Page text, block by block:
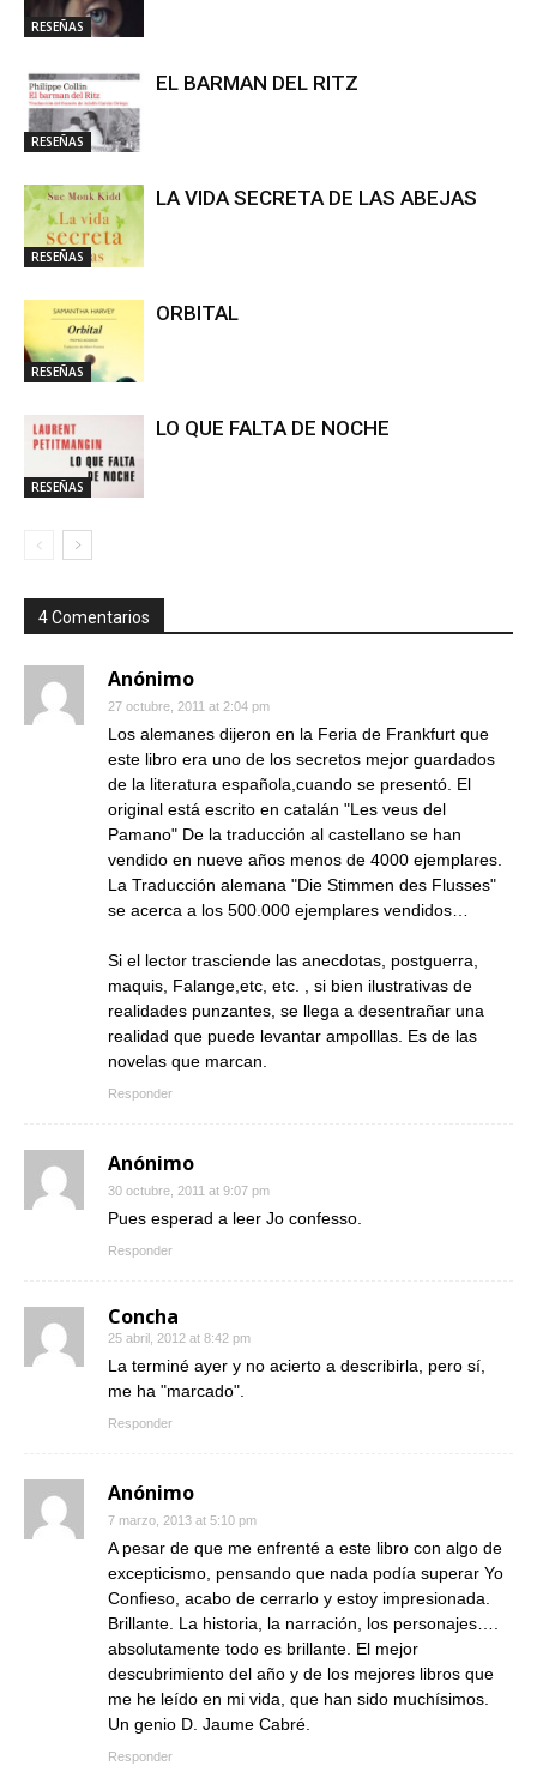
RESEÑAS
RESEÑAS
EL BARMAN DEL RITZ
RESEÑAS
LA VIDA SECRETA DE LAS ABEJAS
RESEÑAS
ORBITAL
RESEÑAS
LO QUE FALTA DE NOCHE
4 Comentarios
Anónimo
27 octubre, 2011 at 2:04 pm
Los alemanes dijeron en la Feria de Frankfurt que
este libro era uno de los secretos mejor guardados
de la literatura española,cuando se presentó. El
original está escrito en catalán "Les veus del
Pamano" De la traducción al castellano se han
vendido en nueve años menos de 4000 ejemplares.
La Traducción alemana "Die Stimmen des Flusses"
se acerca a los 500.000 ejemplares vendidos…
Si el lector trasciende las anecdotas, postguerra,
maquis, Falange,etc, etc. , si bien ilustrativas de
realidades punzantes, se llega a desentrañar una
realidad que puede levantar ampolllas. Es de las
novelas que marcan.
Responder
Anónimo
30 octubre, 2011 at 9:07 pm
Pues esperad a leer Jo confesso.
Responder
Concha
25 abril, 2012 at 8:42 pm
La terminé ayer y no acierto a describirla, pero sí,
me ha "marcado".
Responder
Anónimo
7 marzo, 2013 at 5:10 pm
A pesar de que me enfrenté a este libro con algo de
excepticismo, pensando que nada podía superar Yo
Confieso, acabo de cerrarlo y estoy impresionada.
Brillante. La historia, la narración, los personajes….
absolutamente todo es brillante. El mejor
descubrimiento del año y de los mejores libros que
me he leído en mi vida, que han sido muchísimos.
Un genio D. Jaume Cabré.
Responder